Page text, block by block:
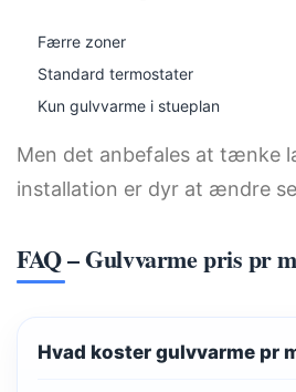
Færre zoner
Standard termostater
Kun gulvvarme i stueplan
Men det anbefales at tænke
installation er dyr at ændre
FAQ – Gulvvarme pris pr
Hvad koster gulvvarme pr